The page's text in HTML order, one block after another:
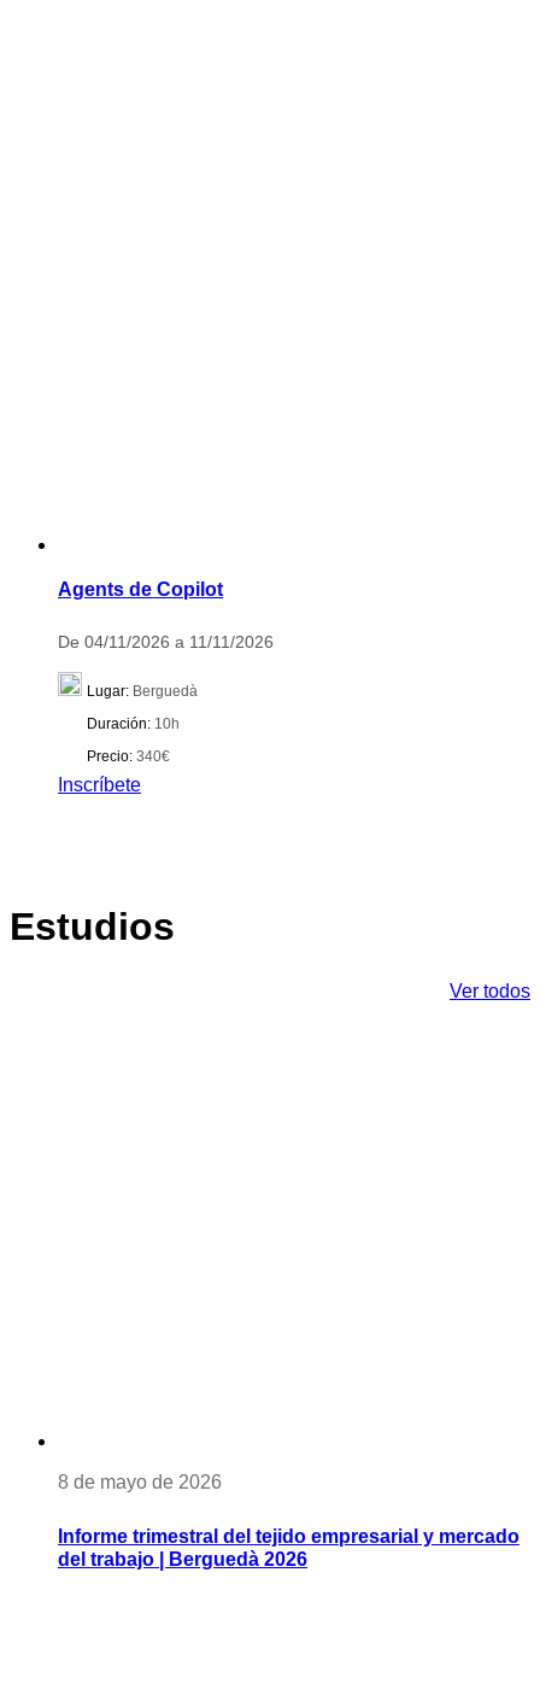
Agents de Copilot
De 04/11/2026 a 11/11/2026
Lugar: Berguedà
Duración: 10h
Precio: 340€
Inscríbete
Estudios
Ver todos
8 de mayo de 2026
Informe trimestral del tejido empresarial y mercado
del trabajo | Berguedà 2026